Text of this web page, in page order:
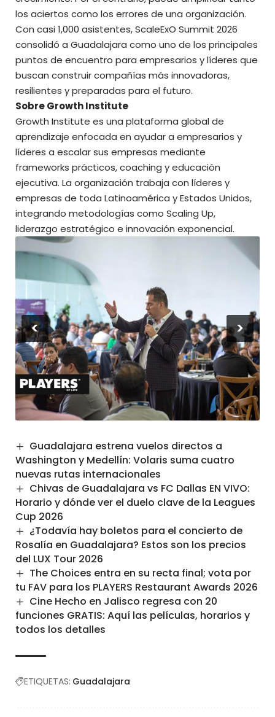
los aciertos como los errores de una organización.
Con casi 1,000 asistentes, ScaleExO Summit 2026
consolidó a Guadalajara como uno de los principales
puntos de encuentro para empresarios y líderes que
buscan construir compañías más innovadoras,
resilientes y preparadas para el futuro.
Sobre Growth Institute
Growth Institute es una plataforma global de
aprendizaje enfocada en ayudar a empresarios y
líderes a escalar sus empresas mediante
frameworks prácticos, coaching y educación
ejecutiva. La organización trabaja con líderes y
empresas de toda Latinoamérica y Estados Unidos,
integrando metodologías como Scaling Up,
liderazgo estratégico e innovación exponencial.
< >
Guadalajara estrena vuelos directos a
Washington y Medellín: Volaris suma cuatro
nuevas rutas internacionales
Chivas de Guadalajara vs FC Dallas EN VIVO:
Horario y dónde ver el duelo clave de la Leagues
Cup 2026
¿Todavía hay boletos para el concierto de
Rosalía en Guadalajara? Estos son los precios
del LUX Tour 2026
The Choices entra en su recta final; vota por
tu FAV para los PLAYERS Restaurant Awards 2026
Cine Hecho en Jalisco regresa con 20
funciones GRATIS: Aquí las películas, horarios y
todos los detalles
ETIQUETAS: Guadalajara